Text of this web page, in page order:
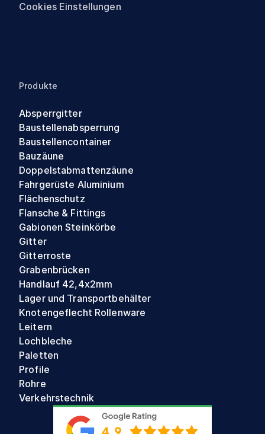
Cookies Einstellungen
Produkte
Absperrgitter
Baustellenabsperrung
Baustellencontainer
Bauzäune
Doppelstabmattenzäune
Fahrgerüste Aluminium
Flächenschutz
Flansche & Fittings
Gabionen Steinkörbe
Gitter
Gitterroste
Grabenbrücken
Handlauf 42,4x2mm
Lager und Transportbehälter
Knotengeflecht Rollenware
Leitern
Lochbleche
Paletten
Profile
Rohre
Verkehrstechnik